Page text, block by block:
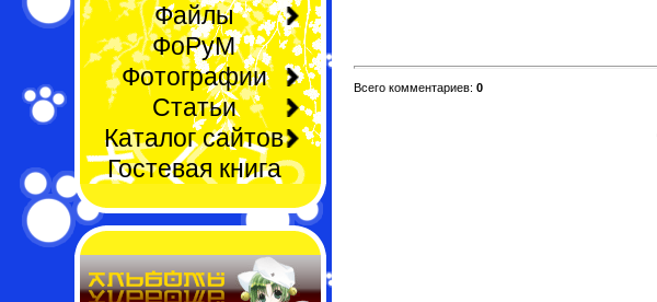
Файлы
ФоРуМ
Фотографии
Статьи
Каталог сайтов
Гостевая книга
Всего комментариев: 0